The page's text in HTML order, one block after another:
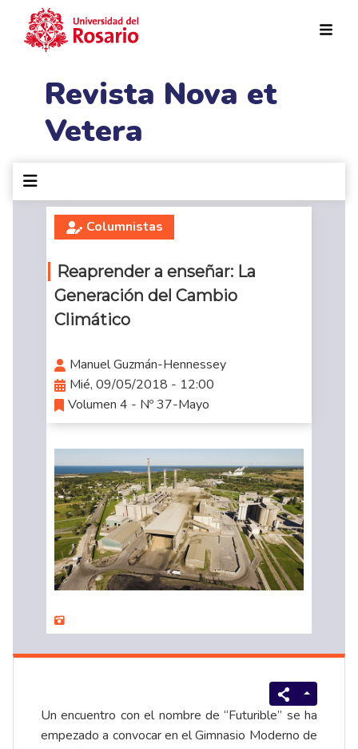
Revista Nova et
Vetera
Columnistas
Reaprender a enseñar: La
Generación del Cambio
Climático
Manuel Guzmán-Hennessey
Mié, 09/05/2018 - 12:00
Volumen 4 - Nº 37-Mayo
Un encuentro con el nombre de “Futurible” se ha
empezado a convocar en el Gimnasio Moderno de